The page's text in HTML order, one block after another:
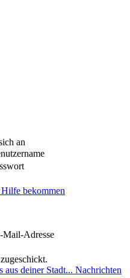
an
Hilfe bekommen
Mail-Adresse
Nachrichten